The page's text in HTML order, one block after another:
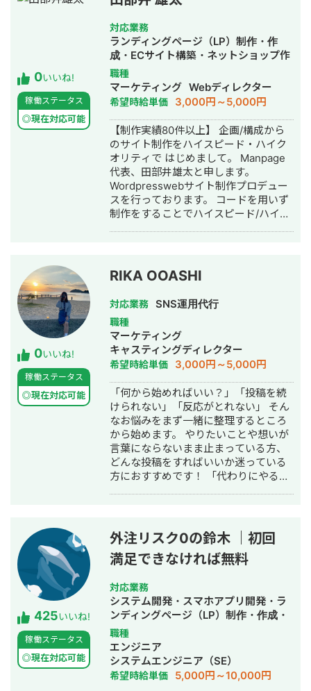
ト以上、250社を超える企業のWeb制
作と事業成長支援に携わってまいりま
した。Wixの認定パートナーとして国
内最高位の「レジェンドレベル」、そ
してWix Studioの国内導入実績No.1と
いう評価をいただいております。 私が
何より大切にしているのは、「作って
終わり」にしないことです。ホームペ
ージは公開してからが本番で、24時間
働く営業マンとして成果を生み続ける
設計こそが価値だと考えています。デ
ザインだけでなくSEO・マーケティン
グまで一気通貫で、お客様の事業成長
に本気で伴走することを信条としてい
ます。 Wixのこと、Web集客のこと、
そして「成果の出るサイト」づくりに
ついて、現場で得た一次情報をこれか
0いいね!
稼働ステータス
◎現在対応可能
対応業務
ランディングページ（LP）制作・作
成・ECサイト構築・ネットショップ作
成代行・SNS運用代行・ホームページ
制作・作成・動画制作・動画編集・営
業代行
職種
マーケティング Webディレクター
希望時給単価 3,000円～5,000円
【制作実績80件以上】 企画/構成から
のサイト制作をハイスピード・ハイク
オリティで はじめまして。 Manpage
代表、田部井雄太と申します。
Wordpresswebサイト制作プロデュー
スを行っております。 コードを用いず
制作をすることでハイスピード/ハイク
額費用の一切かからないサイト制作を
行なっております。 制作実績はこちら
です。 アフロリゾート様
https://afroresort.com/ ホワイトニン
グプラス様 http://whitening-plus.net/
山陽重機株式会社様
http://xs895320.xsrv.jp/ 有限会社KYK
様 http://ks211228.wpx.jp/ etc.... 迅速
なレスポンスかつ真摯な対応を心がけ
ております。 ご縁をいただけた際には
末永くお付き合いができれば幸甚で
す。 どうぞよろしくお願い致します。
土日休日や深夜早朝など、 お客様のニ
ーズにできる限り柔軟に対応させてい
ただきます。 お急ぎの案件等もお気軽
にご相談ください。 ちなみに仕事とは
関係ないのですが、
の県出身の方にも話題を合わせられま
す笑 よろしくお願い致します！
0いいね!
稼働ステータス
◎現在対応可能
RIKA OOASHI
対応業務 SNS運用代行
職種
マーケティング
キャスティングディレクター
希望時給単価 3,000円～5,000円
「何から始めればいい？」「投稿を続
けられない」「反応がとれない」 そん
なお悩みをまず一緒に整理するところ
から始めます。 やりたいことや想いが
言葉にならないまま止まっている方、
どんな投稿をすればいいか迷っている
方におすすめです！ 「代わりにやる」
界観や想いを大切に、長く続けられる
運用を一緒に育てていきます。 【こん
な方におすすめ】 ・SNSを始めたいけ
い ・投稿はできているけど反応が取れ
ない、続かない ・自分の世界観やブラ
ンドをちゃんと伝えたい まずはお気軽
にご相談ください。
425いいね!
稼働ステータス
◎現在対応可能
外注リスク0の鈴木 ｜初回
満足できなければ無料
対応業務
システム開発・スマホアプリ開発・ラ
ンディングページ（LP）制作・作成・
ECサイト構築・ネットショップ作成代
行・SEO対策・新規事業立上・SNS運
用代行・記事作成代行・ライティン
グ・翻訳・ホームページ制作・作成・
バナー制作・デザイン・ロゴデザイ
職種
エンジニア
システムエンジニア（SE）
希望時給単価 5,000円～10,000円